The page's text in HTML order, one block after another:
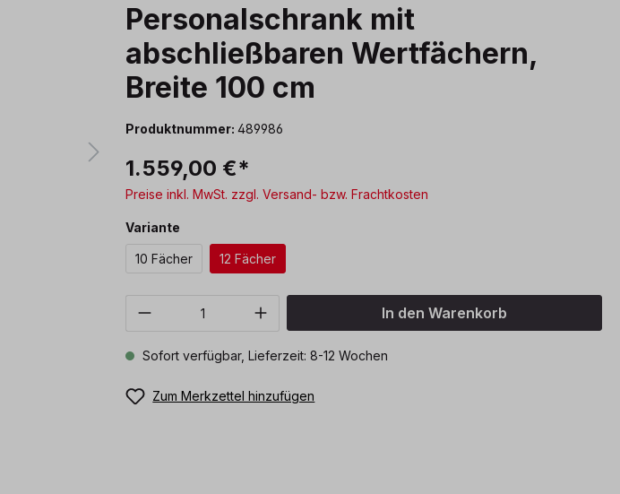
Personalschrank mit
abschließbaren Wertfächern,
Breite 100 cm
Produktnummer:489986
1.559,00 €*
Preise inkl. MwSt. zzgl. Versand- bzw. Frachtkosten
Variante
10 Fächer 12 Fächer
Produkt Anzahl: Gib den gewünschten Wert
In den Warenkorb
Sofort verfügbar, Lieferzeit: 8-12 Wochen
Zum Merkzettel hinzufügen